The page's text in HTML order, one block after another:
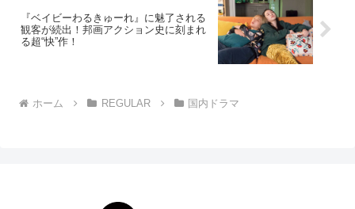
『ベイビーわるきゅーれ』に魅了される
観客が続出！邦画アクション史に刻まれ
る超“快”作！
ホーム REGULAR 国内ドラマ